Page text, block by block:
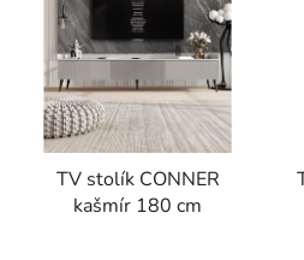
TV stolík CONNER
kašmír 180 cm